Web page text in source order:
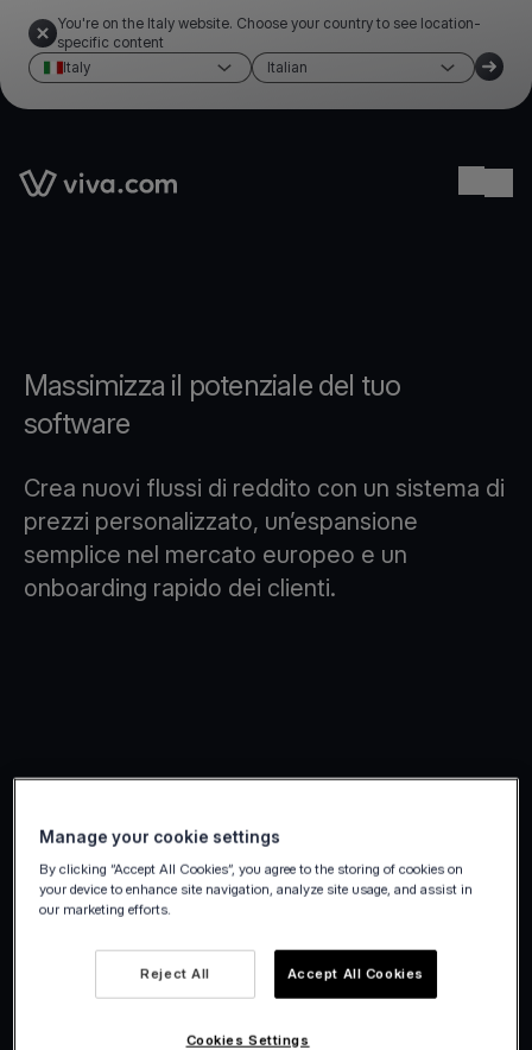
You're on the Italy website. Choose your country to see location-
specific content
Italy
Italian
Link to the homepage
Massimizza il potenziale del tuo
software
Crea nuovi flussi di reddito con un sistema di
prezzi personalizzato, un’espansione
semplice nel mercato europeo e un
onboarding rapido dei clienti.
Manage your cookie settings
By clicking “Accept All Cookies”, you agree to the storing of cookies on
your device to enhance site navigation, analyze site usage, and assist in
our marketing efforts.
Reject All Accept All Cookies
Cookies Settings